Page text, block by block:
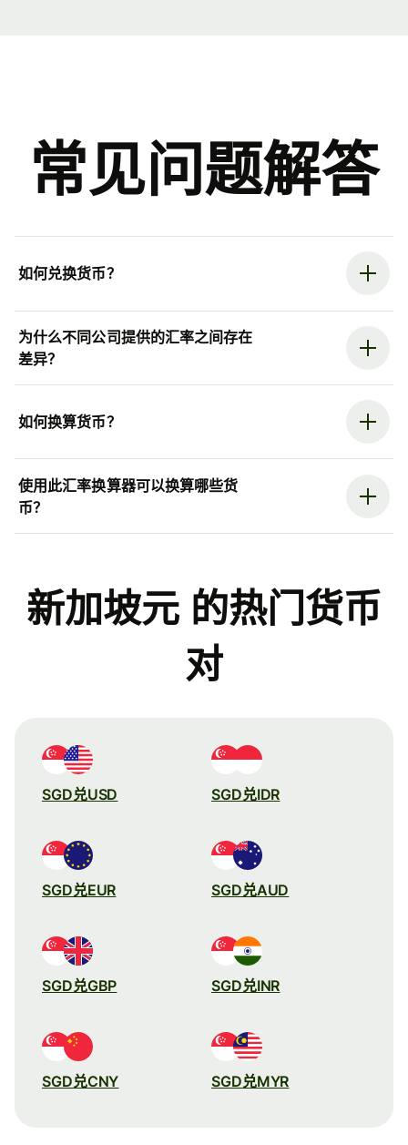
常见问题解答
如何兑换货币？
为什么不同公司提供的汇率之间存在
差异？
如何换算货币？
使用此汇率换算器可以换算哪些货
币？
新加坡元 的热门货币
对
SGD兑USD SGD兑IDR
SGD兑EUR SGD兑AUD
SGD兑GBP SGD兑INR
SGD兑CNY SGD兑MYR